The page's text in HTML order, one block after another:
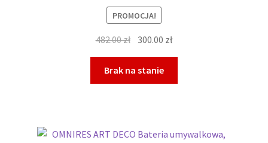
PROMOCJA!
482.00zł Pierwotna
cena
wynosiła:
482.00 zł.
300.00 złAktualna
cena
300.00 zł.
Brak na stanie